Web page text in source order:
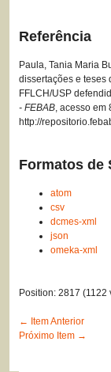
Referência
Paula, Tania Maria
dissertações e teses
FFLCH/USP
- FEBAB, acesso em
http://
Formatos de
atom
csv
dcmes-xml
json
omeka-xml
Position: 2817 (1122
← Item Anterior
Próximo Item →